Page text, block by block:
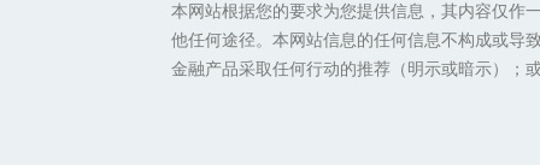
本网站根据您的要求为您提供信息，其内容仅作
他任何途径。本网站信息的任何信息不构成或导
金融产品采取任何行动的推荐（明示或暗示）；